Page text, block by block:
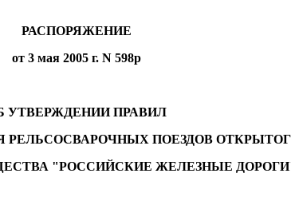
РАСПОРЯЖЕНИЕ
от 3 мая 2005 г. N 598р
УТВЕРЖДЕНИИ ПРАВИЛ
РЕЛЬСОСВАРОЧНЫХ ПОЕЗДОВ
"РОССИЙСКИЕ ЖЕЛЕЗНЫЕ